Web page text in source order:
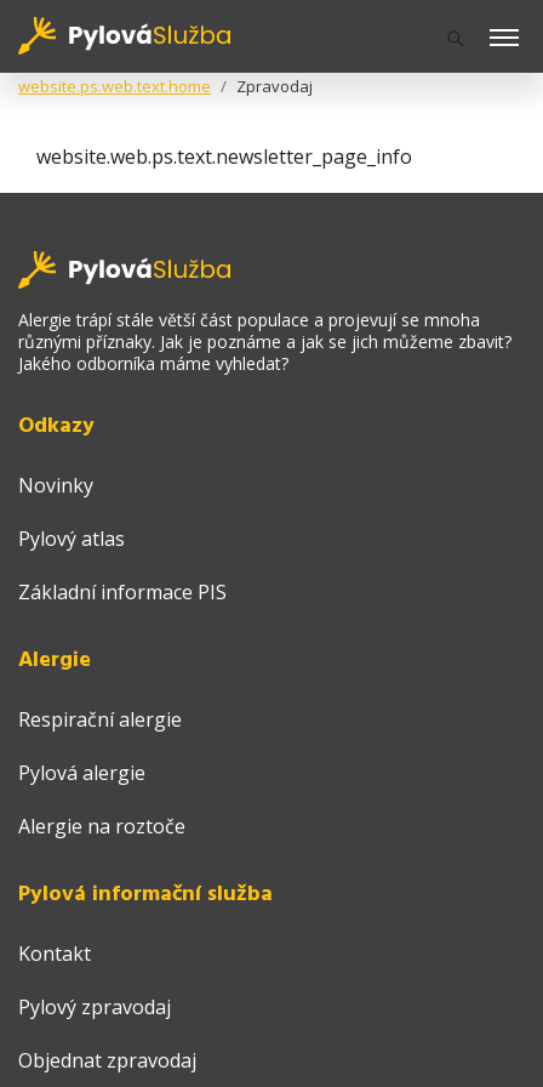
website.ps.web.text.home Zpravodaj
website.web.ps.text.newsletter_page_info
Alergie trápí stále větší část populace a projevují se mnoha
různými příznaky. Jak je poznáme a jak se jich můžeme zbavit?
Jakého odborníka máme vyhledat?
Odkazy
Novinky
Pylový atlas
Základní informace PIS
Alergie
Respirační alergie
Pylová alergie
Alergie na roztoče
Pylová informační služba
Kontakt
Pylový zpravodaj
Objednat zpravodaj